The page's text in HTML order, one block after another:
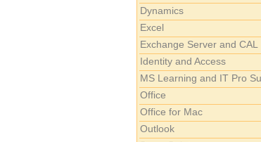
Dynamics
Excel
Exchange Server and CAL
Identity and Access
MS Learning and IT Pro
Office
Office for Mac
Outlook